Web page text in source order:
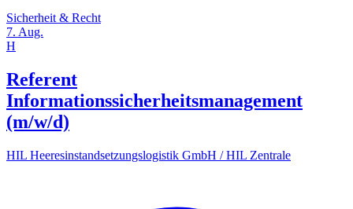
Sicherheit & Recht
7. Aug.
H
Referent
Informationssicherheitsmanagement
(m/w/d)
HIL Heeresinstandsetzungslogistik GmbH / HIL Zentrale